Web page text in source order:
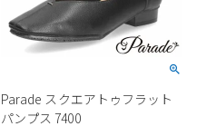
Parade スクエアトゥフラット
パンプス 7400